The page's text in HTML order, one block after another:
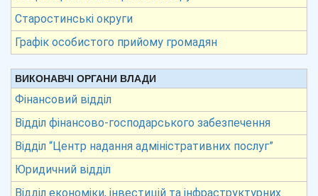
Старостинські округи
Графік особистого прийому громадян
ВИКОНАВЧІ ОРГАНИ ВЛАДИ
Фінансовий відділ
Відділ фінансово-господарського забезпечення
Відділ “Центр надання адміністративних послуг”
Юридичний відділ
Відділ економіки, інвестицій та інфраструктурних